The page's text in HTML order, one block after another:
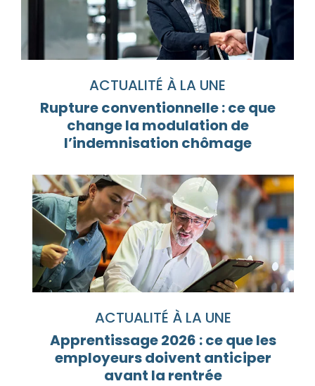
ACTUALITÉ À LA UNE
Rupture conventionnelle : ce que
change la modulation de
l’indemnisation chômage
ACTUALITÉ À LA UNE
Apprentissage 2026 : ce que les
employeurs doivent anticiper
avant la rentrée